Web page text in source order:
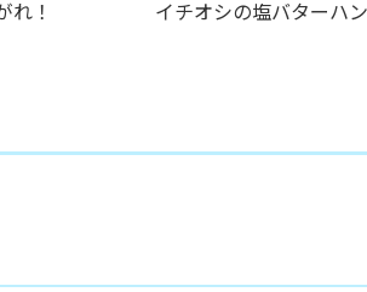
れ！ イチオシの塩バターハ